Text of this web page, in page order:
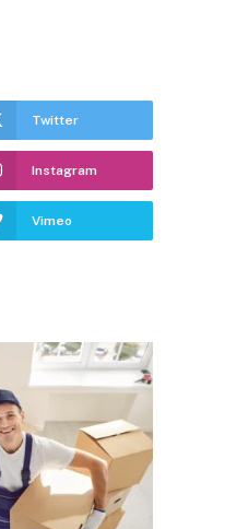
Twitter
Instagram
Vimeo